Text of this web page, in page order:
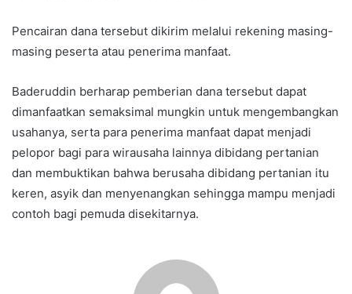
Pencairan dana tersebut dikirim melalui rekening masing-
masing peserta atau penerima manfaat.
Baderuddin berharap pemberian dana tersebut dapat
dimanfaatkan semaksimal mungkin untuk mengembangkan
usahanya, serta para penerima manfaat dapat menjadi
pelopor bagi para wirausaha lainnya dibidang pertanian
dan membuktikan bahwa berusaha dibidang pertanian itu
keren, asyik dan menyenangkan sehingga mampu menjadi
contoh bagi pemuda disekitarnya.